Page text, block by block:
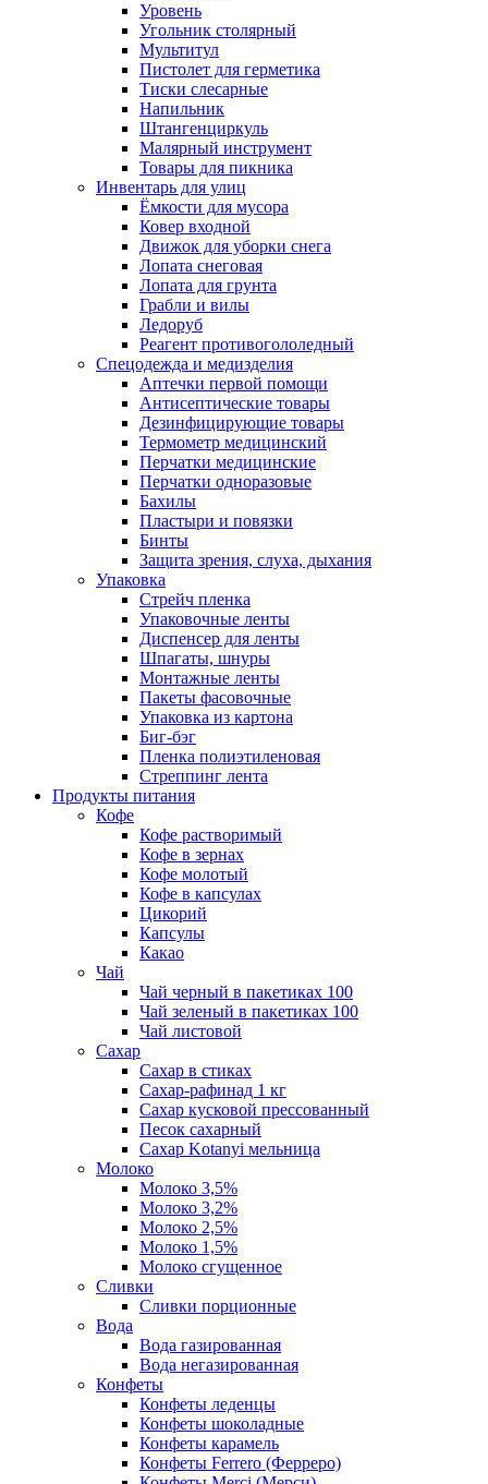
Уровень
Угольник столярный
Мультитул
Пистолет для герметика
Тиски слесарные
Напильник
Штангенциркуль
Малярный инструмент
Товары для пикника
Инвентарь для улиц
Ёмкости для мусора
Ковер входной
Движок для уборки снега
Лопата снеговая
Лопата для грунта
Грабли и вилы
Ледоруб
Реагент противогололедный
Спецодежда и медизделия
Аптечки первой помощи
Антисептические товары
Дезинфицирующие товары
Термометр медицинский
Перчатки медицинские
Перчатки одноразовые
Бахилы
Пластыри и повязки
Бинты
Защита зрения, слуха, дыхания
Упаковка
Стрейч пленка
Упаковочные ленты
Диспенсер для ленты
Шпагаты, шнуры
Монтажные ленты
Пакеты фасовочные
Упаковка из картона
Биг-бэг
Пленка полиэтиленовая
Стреппинг лента
Продукты питания
Кофе
Кофе растворимый
Кофе в зернах
Кофе молотый
Кофе в капсулах
Цикорий
Капсулы
Какао
Чай
Чай черный в пакетиках 100
Чай зеленый в пакетиках 100
Чай листовой
Сахар
Сахар в стиках
Сахар-рафинад 1 кг
Сахар кусковой прессованный
Песок сахарный
Сахар Kotanyi мельница
Молоко
Молоко 3,5%
Молоко 3,2%
Молоко 2,5%
Молоко 1,5%
Молоко сгущенное
Сливки
Сливки порционные
Вода
Вода газированная
Вода негазированная
Конфеты
Конфеты леденцы
Конфеты шоколадные
Конфеты карамель
Конфеты Ferrero (Ферреро)